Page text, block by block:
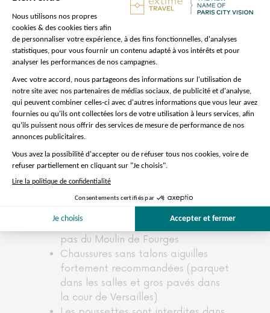
fontaines, parterres et bosquets se
croisent. Sous Louis XIV, André le Nôtre
a aménagé le parc du Château de
Versailles en lui donnant une
perspective particulière et grandiose.
Entrée du Château de Versailles
A noter :
Pour télécharger l'application vous
donnant accès au commentaire
audio, vous utiliserez le QR code
fourni par notre équipe.
par 'Le bistrot du Moulin" situé à 2
pas du Moulin de Fourges
Chaussures sans talons aiguilles
fortement recommandées (parquet
dans les salles et gros pavés dans
la cour de Versailles)